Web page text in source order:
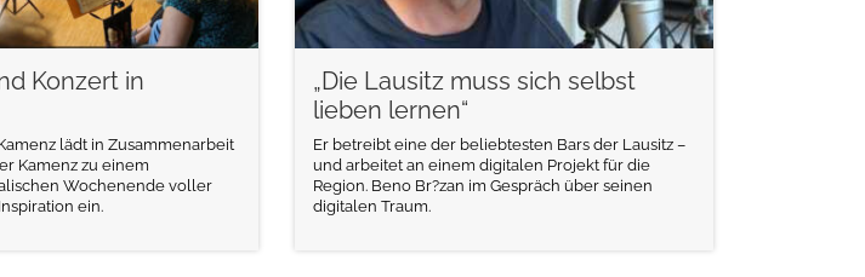
Konzert in
lädt in Zusammenarbeit
Kamenz zu einem
Wochenende voller
ein.
„Die Lausitz muss sich selbst
lieben lernen“
Er betreibt eine der beliebtesten Bars der Lausitz –
und arbeitet an einem digitalen Projekt für die
Region. Beno Br?zan im Gespräch über seinen
digitalen Traum.